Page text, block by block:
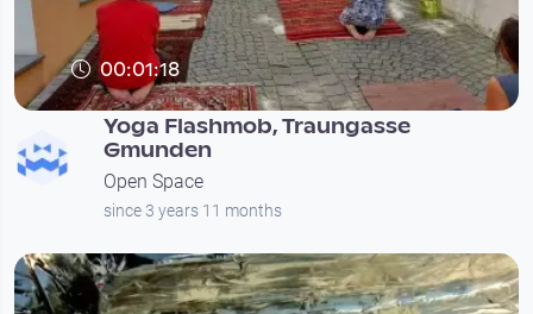
00:01:18
Yoga Flashmob, Traungasse
Gmunden
Open Space
since 3 years 11 months